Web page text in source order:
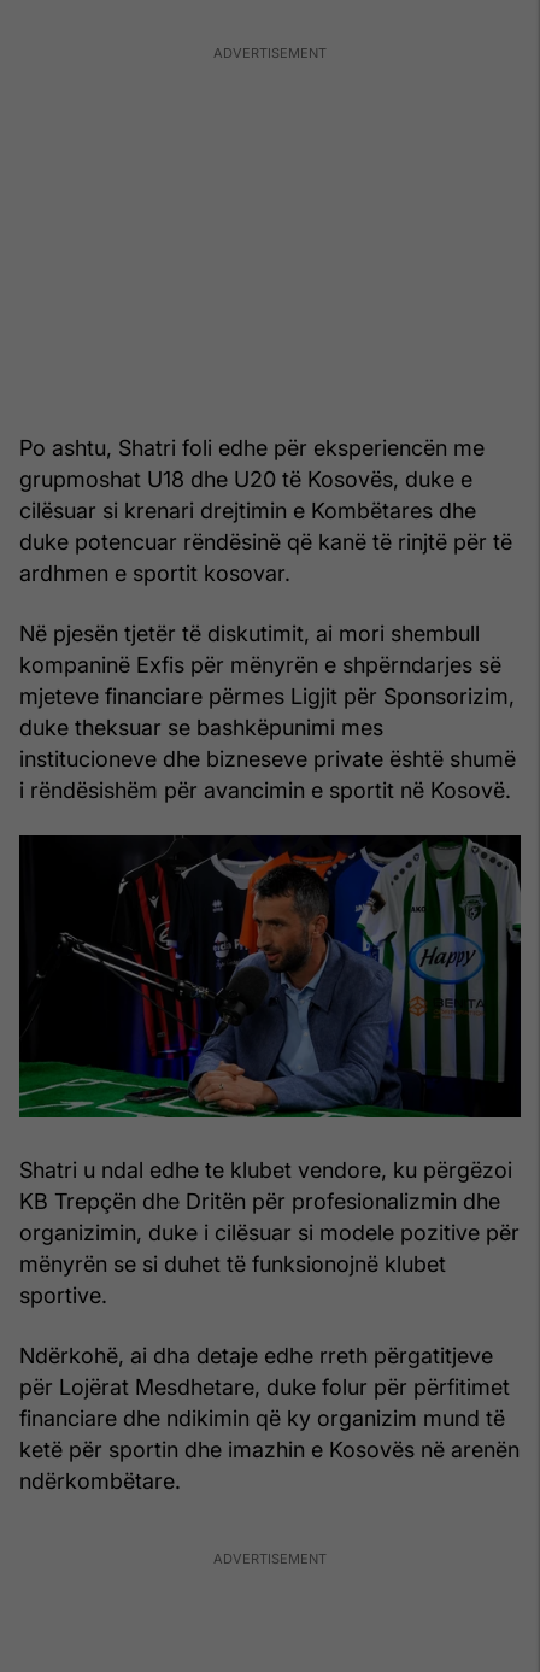
Po ashtu, Shatri foli edhe për eksperiencën me
grupmoshat U18 dhe U20 të Kosovës, duke e
cilësuar si krenari drejtimin e Kombëtares dhe
duke potencuar rëndësinë që kanë të rinjtë për të
ardhmen e sportit kosovar.
Në pjesën tjetër të diskutimit, ai mori shembull
kompaninë Exfis për mënyrën e shpërndarjes së
mjeteve financiare përmes Ligjit për Sponsorizim,
duke theksuar se bashkëpunimi mes
institucioneve dhe bizneseve private është shumë
i rëndësishëm për avancimin e sportit në Kosovë.
Shatri u ndal edhe te klubet vendore, ku përgëzoi
KB Trepçën dhe Dritën për profesionalizmin dhe
organizimin, duke i cilësuar si modele pozitive për
mënyrën se si duhet të funksionojnë klubet
sportive.
Ndërkohë, ai dha detaje edhe rreth përgatitjeve
për Lojërat Mesdhetare, duke folur për përfitimet
financiare dhe ndikimin që ky organizim mund të
ketë për sportin dhe imazhin e Kosovës në arenën
ndërkombëtare.